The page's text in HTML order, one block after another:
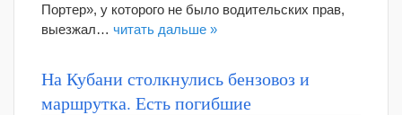
Портер», у которого не было водительских прав,
выезжал… читать дальше »
На Кубани столкнулись бензовоз и
маршрутка. Есть погибшие